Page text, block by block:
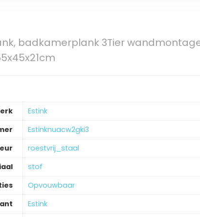
badkamerplank 3Tier
‎Estink
‎Estinknuacw2gki3
‎roestvrij_staal
‎stof
‎Opvouwbaar
‎Estink